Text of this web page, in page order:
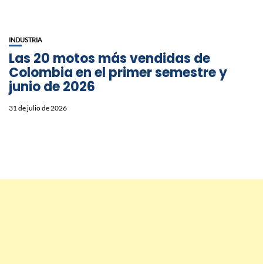
INDUSTRIA
Las 20 motos más vendidas de
Colombia en el primer semestre y
junio de 2026
31 de julio de 2026